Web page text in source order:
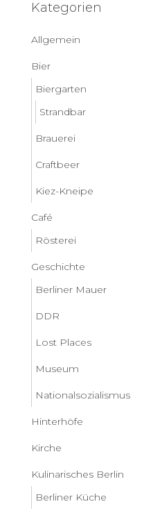
Kategorien
Allgemein
Bier
Biergarten
Strandbar
Brauerei
Craftbeer
Kiez-Kneipe
Café
Rösterei
Geschichte
Berliner Mauer
DDR
Lost Places
Museum
Nationalsozialismus
Hinterhöfe
Kirche
Kulinarisches Berlin
Berliner Küche